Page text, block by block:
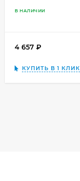
В НАЛИЧИИ
4 657
КУПИТЬ В 1 КЛИК